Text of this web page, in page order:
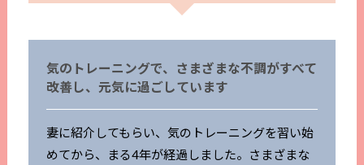
気のトレーニングで、さまざまな不調がすべて
改善し、元気に過ごしています
妻に紹介してもらい、気のトレーニングを習い始
めてから、まる4年が経過しました。さまざまな